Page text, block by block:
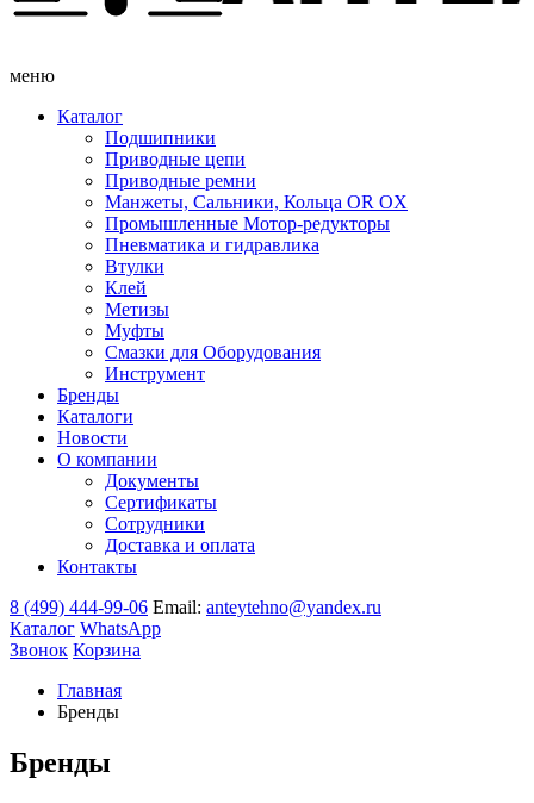
меню
Каталог
Подшипники
Приводные цепи
Приводные ремни
Манжеты, Сальники, Кольца OR OX
Промышленные Мотор-редукторы
Пневматика и гидравлика
Втулки
Клей
Метизы
Муфты
Смазки для Оборудования
Инструмент
Бренды
Каталоги
Новости
О компании
Документы
Сертификаты
Сотрудники
Доставка и оплата
Контакты
8 (499) 444-99-06 Email: anteytehno@yandex.ru
Каталог WhatsApp
Звонок Корзина
Главная
Бренды
Бренды